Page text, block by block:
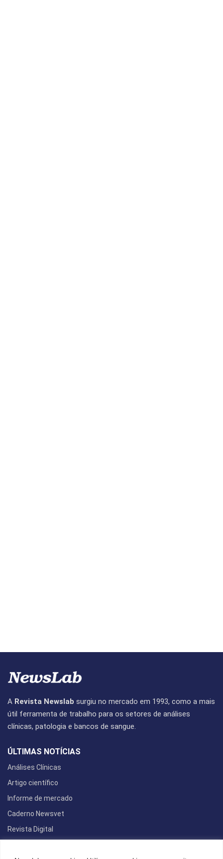
A Revista Newslab surgiu no mercado em 1993, como a mais
útil ferramenta de trabalho para os setores de análises
clínicas, patologia e bancos de sangue.
ÚLTIMAS NOTÍCIAS
Análises Clínicas
Artigo científico
Informe de mercado
Caderno Newsvet
Revista Digital